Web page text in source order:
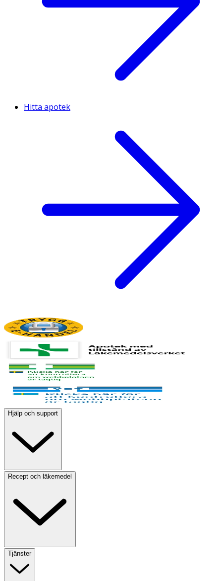
Hitta apotek
Hjälp och support
Recept och läkemedel
Tjänster